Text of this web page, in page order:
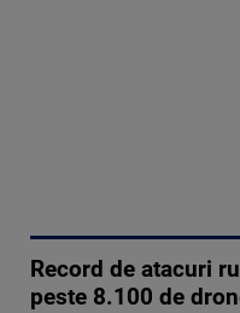
Record de atacuri
peste 8.100 de